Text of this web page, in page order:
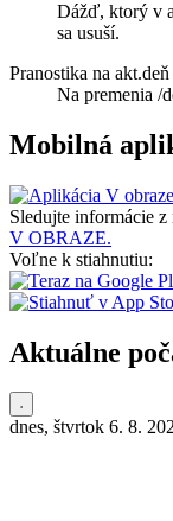
Dážď, ktorý v
sa usuší.
Pranostika na akt.deň
Na premenia /
Mobilná
Sledujte informácie z
V OBRAZE.
Voľne k stiahnutiu:
Aktuálne
dnes, štvrtok 6. 8.